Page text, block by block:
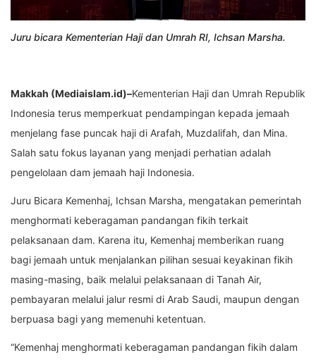
Juru bicara Kementerian Haji dan Umrah RI, Ichsan Marsha.
Makkah (Mediaislam.id)–Kementerian Haji dan Umrah Republik
Indonesia terus memperkuat pendampingan kepada jemaah
menjelang fase puncak haji di Arafah, Muzdalifah, dan Mina.
Salah satu fokus layanan yang menjadi perhatian adalah
pengelolaan dam jemaah haji Indonesia.
Juru Bicara Kemenhaj, Ichsan Marsha, mengatakan pemerintah
menghormati keberagaman pandangan fikih terkait
pelaksanaan dam. Karena itu, Kemenhaj memberikan ruang
bagi jemaah untuk menjalankan pilihan sesuai keyakinan fikih
masing-masing, baik melalui pelaksanaan di Tanah Air,
pembayaran melalui jalur resmi di Arab Saudi, maupun dengan
berpuasa bagi yang memenuhi ketentuan.
“Kemenhaj menghormati keberagaman pandangan fikih dalam